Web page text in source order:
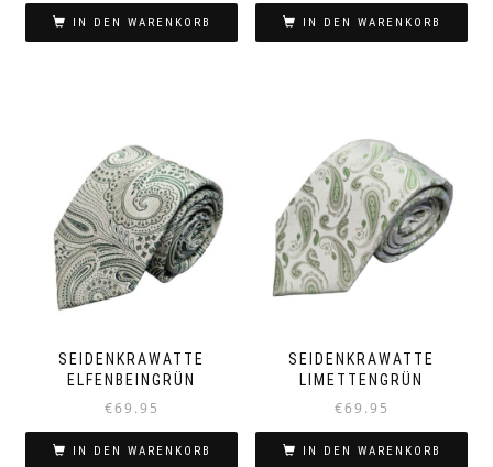
IN DEN WARENKORB IN DEN WARENKORB
SEIDENKRAWATTE
ELFENBEINGRÜN
€69.95
IN DEN WARENKORB
SEIDENKRAWATTE
LIMETTENGRÜN
€69.95
IN DEN WARENKORB